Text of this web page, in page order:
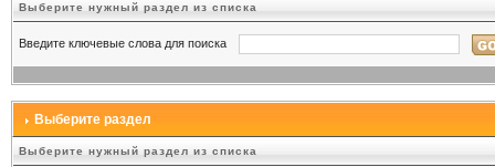
Выберите нужный раздел из списка
Введите ключевые слова для поиска
Выберите раздел
Выберите нужный раздел из списка